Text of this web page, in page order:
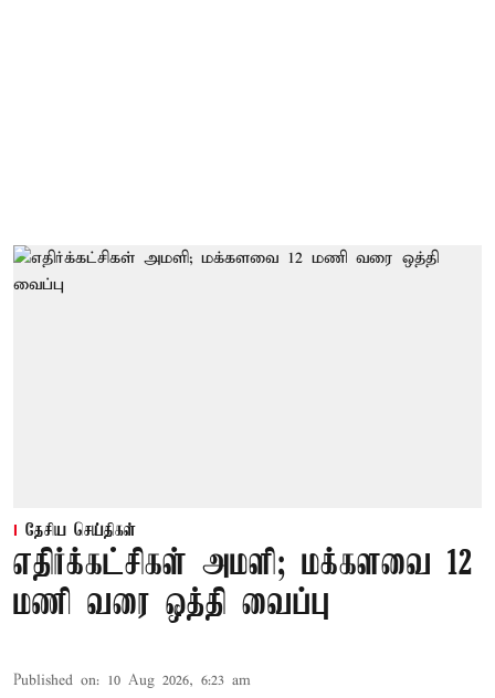
தேசிய செய்திகள்
எதிர்க்கட்சிகள் அமளி; மக்களவை 12
மணி வரை ஒத்தி வைப்பு
Published on: 10 Aug 2026, 6:23 am